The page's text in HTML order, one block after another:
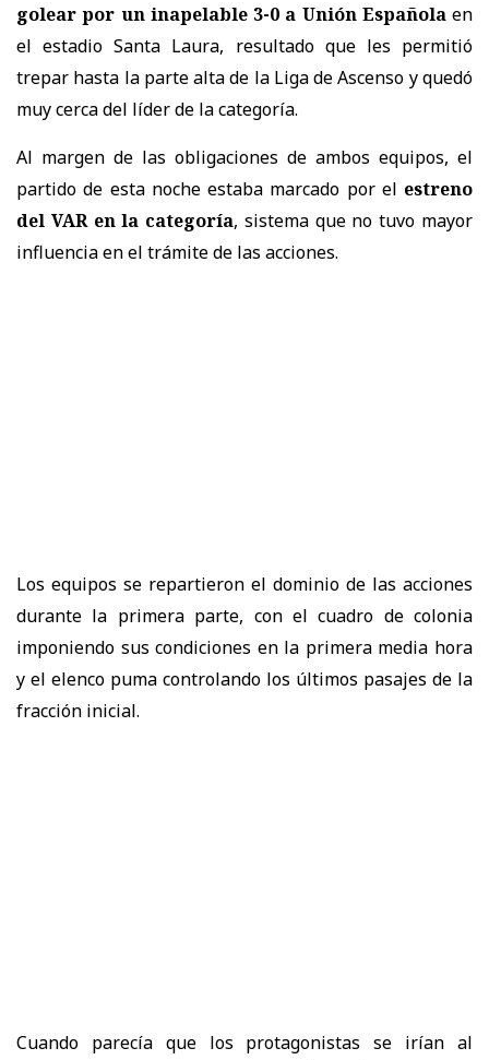
golear por un inapelable 3-0 a Unión Españolaen
el estadio Santa Laura, resultado que les permitió
trepar hasta la parte alta de la Liga de Ascenso y quedó
muy cerca del líder de la categoría.
Al margen de las obligaciones de ambos equipos, el
partido de esta noche estaba marcado por el estreno
del VAR en la categoría, sistema que no tuvo mayor
influencia en el trámite de las acciones.
Los equipos se repartieron el dominio de las acciones
durante la primera parte, con el cuadro de colonia
imponiendo sus condiciones en la primera media hora
y el elenco puma controlando los últimos pasajes de la
fracción inicial.
Cuando parecía que los protagonistas se irían al